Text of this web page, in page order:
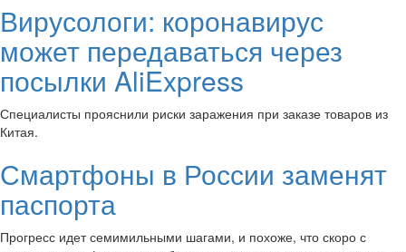
Вирусологи: коронавирус
может передаваться через
посылки AliExpress
Специалисты прояснили риски заражения при заказе товаров из
Китая.
Смартфоны в России заменят
паспорта
Прогресс идет семимильными шагами, и похоже, что скоро с